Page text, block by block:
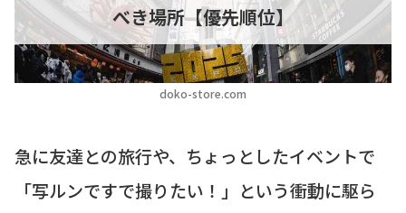
doko-store.com
べき場所【優先順位】
急に友達との旅行や、ちょっとしたイベントで
「写ルンですで撮りたい！」という衝動に駆ら